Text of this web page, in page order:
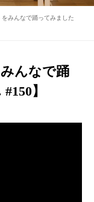
をみんなで踊ってみました
んなで踊
】